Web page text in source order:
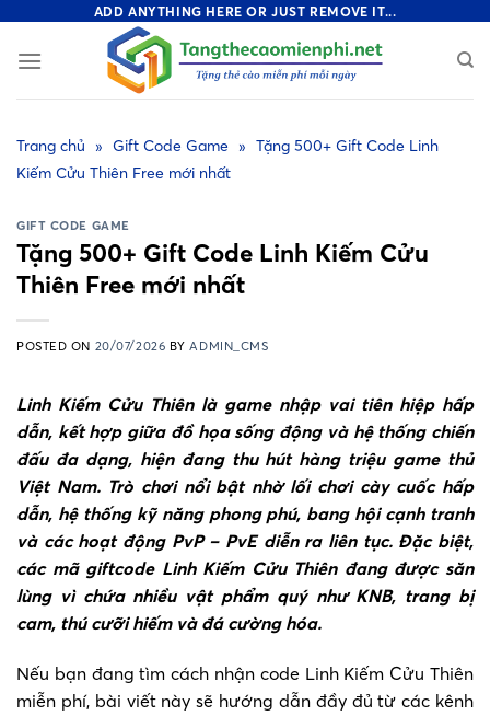
content
ADD ANYTHING HERE OR JUST REMOVE IT...
Trang chủ » Gift Code Game » Tặng 500+ Gift Code Linh
Kiếm Cửu Thiên Free mới nhất
GIFT CODE GAME
Tặng 500+ Gift Code Linh Kiếm Cửu
Thiên Free mới nhất
POSTED ON 20/07/2026 BYADMIN_CMS
Linh Kiếm Cửu Thiên là game nhập vai tiên hiệp hấp
dẫn, kết hợp giữa đồ họa sống động và hệ thống chiến
đấu đa dạng, hiện đang thu hút hàng triệu game thủ
Việt Nam. Trò chơi nổi bật nhờ lối chơi cày cuốc hấp
dẫn, hệ thống kỹ năng phong phú, bang hội cạnh tranh
và các hoạt động PvP – PvE diễn ra liên tục. Đặc biệt,
các mã giftcode Linh Kiếm Cửu Thiên đang được săn
lùng vì chứa nhiều vật phẩm quý như KNB, trang bị
cam, thú cưỡi hiếm và đá cường hóa.
Nếu bạn đang tìm cách nhận code Linh Kiếm Cửu Thiên
miễn phí, bài viết này sẽ hướng dẫn đầy đủ từ các kênh